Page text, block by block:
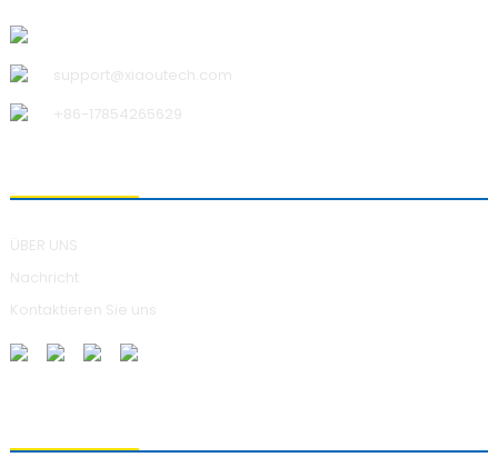
support@xiaoutech.com
+86-17854265629
ÜBER UNS
Nachricht
Kontaktieren Sie uns